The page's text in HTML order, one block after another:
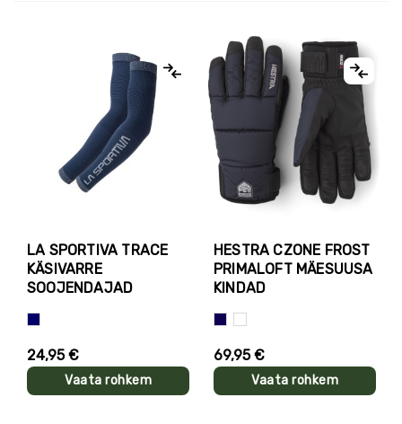
LA SPORTIVA TRACE
KÄSIVARRE
SOOJENDAJAD
24,95 €
Vaata rohkem
HESTRA CZONE FROST
PRIMALOFT MÄESUUSA
KINDAD
69,95 €
Vaata rohkem